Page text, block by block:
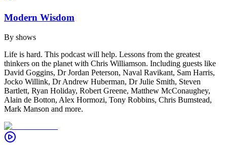
Modern Wisdom
By shows
Life is hard. This podcast will help. Lessons from the greatest
thinkers on the planet with Chris Williamson. Including guests like
David Goggins, Dr Jordan Peterson, Naval Ravikant, Sam Harris,
Jocko Willink, Dr Andrew Huberman, Dr Julie Smith, Steven
Bartlett, Ryan Holiday, Robert Greene, Matthew McConaughey,
Alain de Botton, Alex Hormozi, Tony Robbins, Chris Bumstead,
Mark Manson and more.